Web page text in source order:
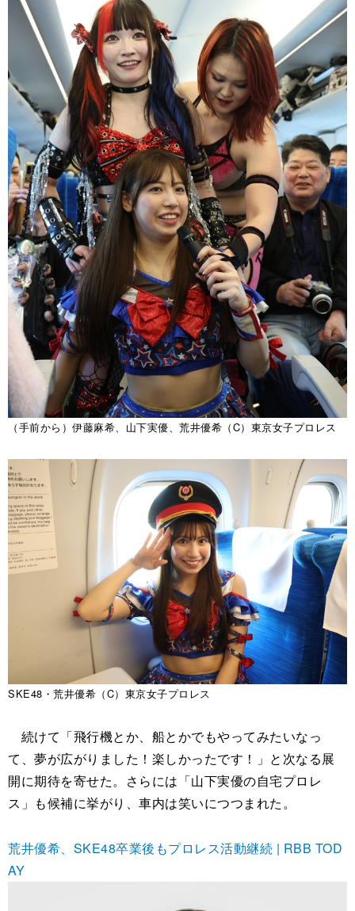
（手前から）伊藤麻希、山下実優、荒井優希（C）東京女子プロレス
SKE48・荒井優希（C）東京女子プロレス
続けて「飛行機とか、船とかでもやってみたいなっ
て、夢が広がりました！楽しかったです！」と次なる展
開に期待を寄せた。さらには「山下実優の自宅プロレ
ス」も候補に挙がり、車内は笑いにつつまれた。
荒井優希、SKE48卒業後もプロレス活動継続 | RBB TOD
AY